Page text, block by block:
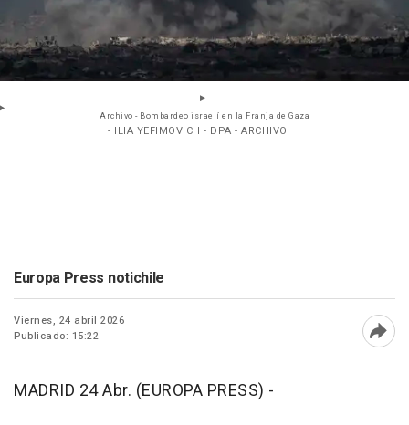
Archivo - Bombardeo israelí en la Franja de Gaza
- ILIA YEFIMOVICH - DPA - ARCHIVO
Europa Press notichile
Viernes, 24 abril 2026
Publicado: 15:22
MADRID 24 Abr. (EUROPA PRESS) -